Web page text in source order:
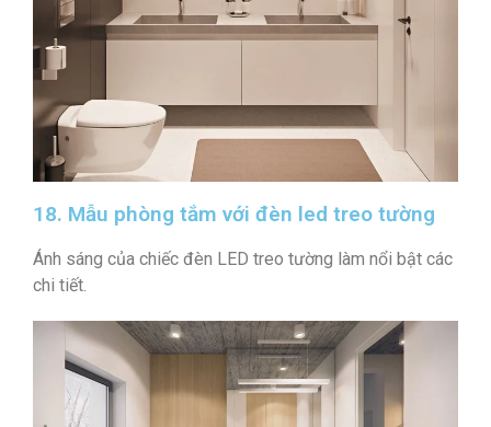
18. Mẫu phòng tắm với đèn led treo tường
Ánh sáng của chiếc đèn LED treo tường làm nổi bật các
chi tiết.